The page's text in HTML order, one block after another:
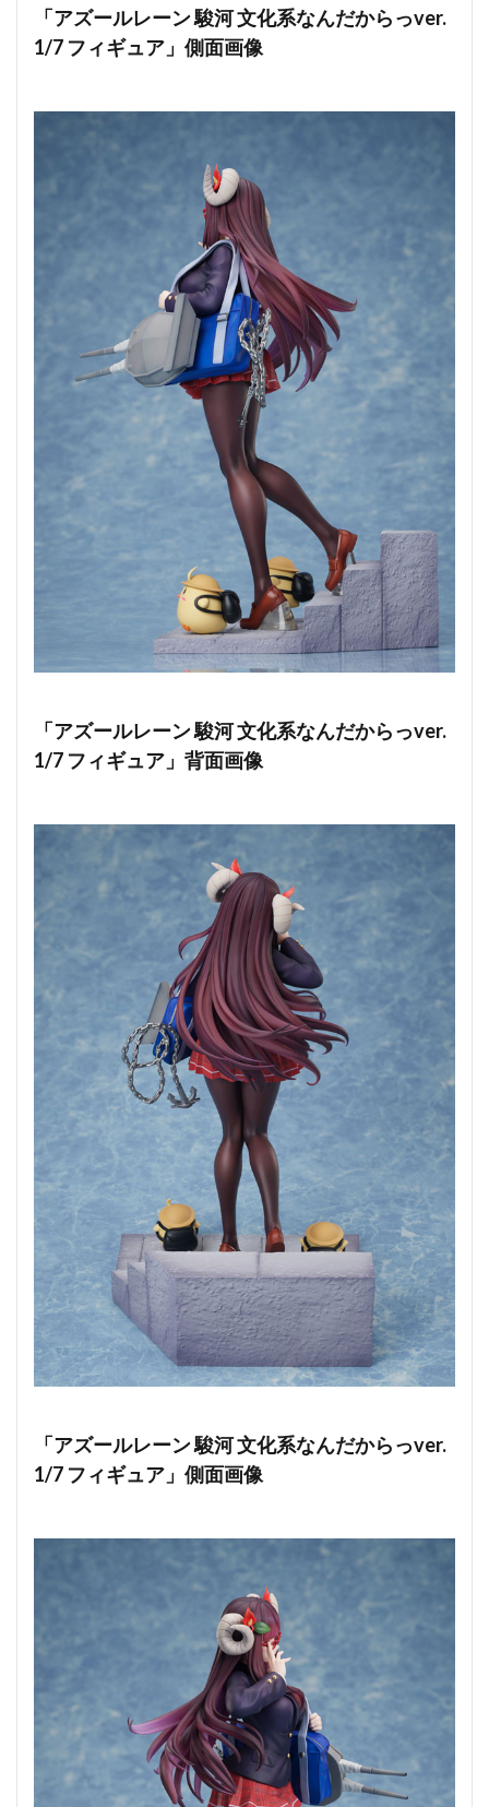
「アズールレーン 駿河 文化系なんだからっver.
1/7 フィギュア」側面画像
「アズールレーン 駿河 文化系なんだからっver.
1/7 フィギュア」背面画像
「アズールレーン 駿河 文化系なんだからっver.
1/7 フィギュア」側面画像